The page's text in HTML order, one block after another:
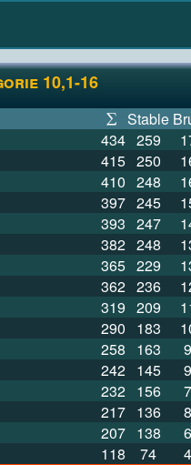
10,1-16
Stable
434 259
415 250
410 248
397 245
393 247
382 248
365 229
362 236
319 209
290 183
258 163
242 145
232 156
217 136
207 138
118 74